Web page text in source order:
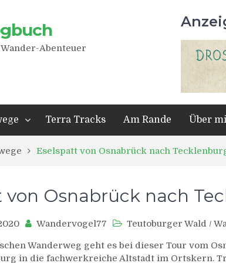
Abenteuer
Terra Tracks Am Rande Über
Eselspatt von Osnabrück nach
von Osnabrück nach
Wandervogel77 Teutoburger Wald /
Wanderweg geht es bei dieser Tour vom
in die fachwerkreiche Altstadt im Ortskern.